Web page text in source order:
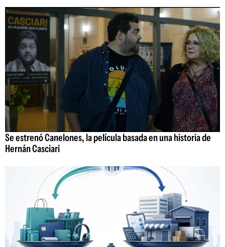
Se estrenó Canelones, la película basada en una historia de
Hernán Casciari